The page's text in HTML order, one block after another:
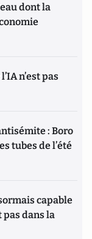
dont la
n’est pas
: Boro
tubes de l’été
capable
dans la